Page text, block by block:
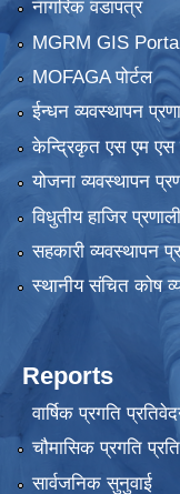
नागरिक वडापत्र
MGRM GIS
MOFAGA पोर्टल
ईन्धन व्यवस्थापन
केन्द्रिकृत एस एम एस
योजना व्यवस्थापन
विधुतीय हाजिर प्रणाली
सहकारी व्यवस्थापन
स्थानीय संचित कोष
Reports
वार्षिक प्रगति
चौमासिक प्रगति
सार्वजनिक सुनुवाई